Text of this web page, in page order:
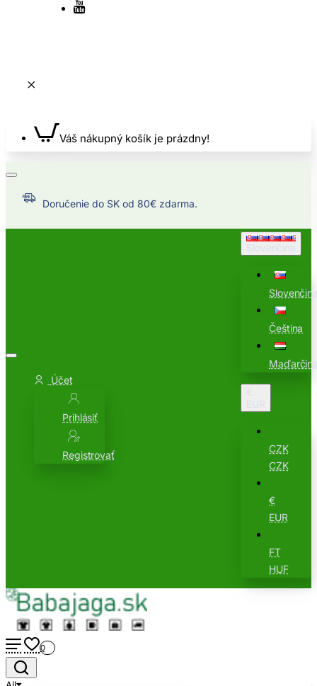
Váš nákupný košík je prázdny!
Doručenie do SK od 80€ zdarma.
Účet
Prihlásiť
Registrovať
Čeština
CZK
CZK
€
EUR
FT
HUF
0